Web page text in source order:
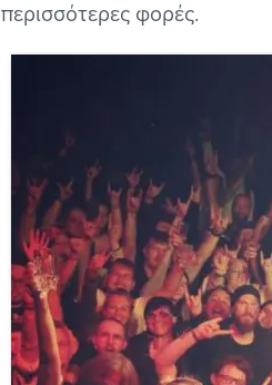
περισσότερες φορές.